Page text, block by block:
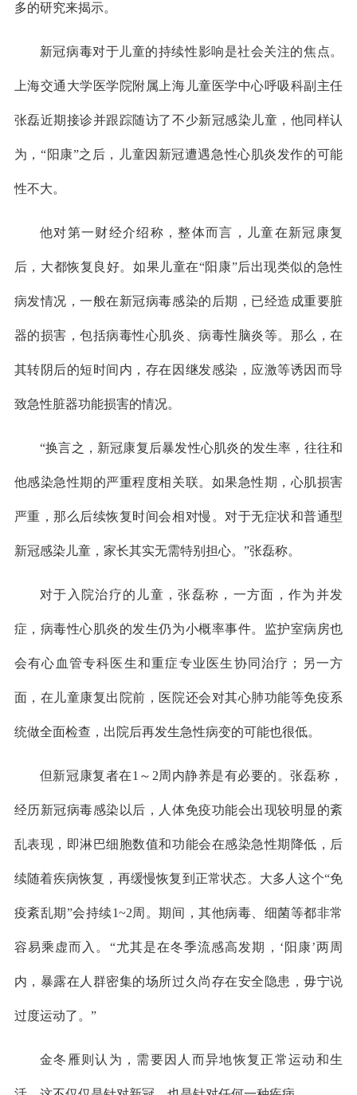
多的研究来揭示。
新冠病毒对于儿童的持续性影响是社会关注的焦点。
上海交通大学医学院附属上海儿童医学中心呼吸科副主任
张磊近期接诊并跟踪随访了不少新冠感染儿童，他同样认
为，“阳康”之后，儿童因新冠遭遇急性心肌炎发作的可能
性不大。
他对第一财经介绍称，整体而言，儿童在新冠康复
后，大都恢复良好。如果儿童在“阳康”后出现类似的急性
病发情况，一般在新冠病毒感染的后期，已经造成重要脏
器的损害，包括病毒性心肌炎、病毒性脑炎等。那么，在
其转阴后的短时间内，存在因继发感染，应激等诱因而导
致急性脏器功能损害的情况。
“换言之，新冠康复后暴发性心肌炎的发生率，往往和
他感染急性期的严重程度相关联。如果急性期，心肌损害
严重，那么后续恢复时间会相对慢。对于无症状和普通型
新冠感染儿童，家长其实无需特别担心。”张磊称。
对于入院治疗的儿童，张磊称，一方面，作为并发
症，病毒性心肌炎的发生仍为小概率事件。监护室病房也
会有心血管专科医生和重症专业医生协同治疗；另一方
面，在儿童康复出院前，医院还会对其心肺功能等免疫系
统做全面检查，出院后再发生急性病变的可能也很低。
但新冠康复者在1～2周内静养是有必要的。张磊称，
经历新冠病毒感染以后，人体免疫功能会出现较明显的紊
乱表现，即淋巴细胞数值和功能会在感染急性期降低，后
续随着疾病恢复，再缓慢恢复到正常状态。大多人这个“免
疫紊乱期”会持续1~2周。期间，其他病毒、细菌等都非常
容易乘虚而入。“尤其是在冬季流感高发期，‘阳康’两周
内，暴露在人群密集的场所过久尚存在安全隐患，毋宁说
过度运动了。”
金冬雁则认为，需要因人而异地恢复正常运动和生